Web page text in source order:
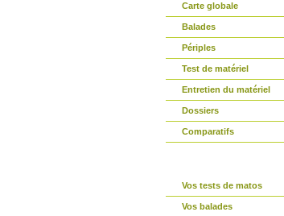
Carte globale
Balades
Périples
Test de matériel
Entretien du matériel
Dossiers
Comparatifs
Vos tests de matos
Vos balades